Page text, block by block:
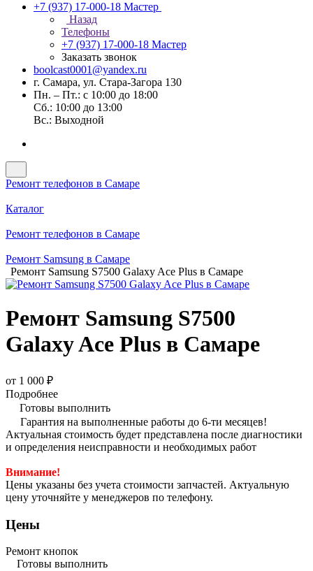
+7 (937) 17-000-18 Мастер
Назад
Телефоны
+7 (937) 17-000-18 Мастер
Заказать звонок
boolcast0001@yandex.ru
г. Самара, ул. Стара-Загора 130
Пн. – Пт.: с 10:00 до 18:00
Сб.: 10:00 до 13:00
Вс.: Выходной
Ремонт телефонов в Самаре
Каталог
Ремонт телефонов в Самаре
Ремонт Samsung в Самаре
Ремонт Samsung S7500 Galaxy Ace Plus в Самаре
Ремонт Samsung S7500
Galaxy Ace Plus в Самаре
от 1 000 ₽
Подробнее
Готовы выполнить
Гарантия на выполненные работы до 6-ти месяцев!
Актуальная стоимость будет представлена после диагностики
и определения неисправности и необходимых работ
Внимание!
Цены указаны без учета стоимости запчастей. Актуальную
цену уточняйте у менеджеров по телефону.
Цены
Ремонт кнопок
Готовы выполнить